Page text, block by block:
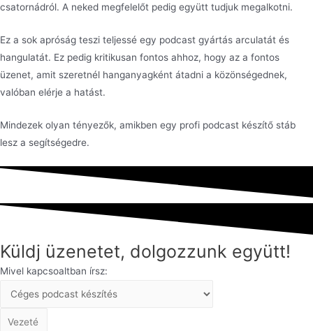
csatornádról. A neked megfelelőt pedig együtt tudjuk megalkotni.
Ez a sok apróság teszi teljessé egy podcast gyártás arculatát és
hangulatát. Ez pedig kritikusan fontos ahhoz, hogy az a fontos
üzenet, amit szeretnél hanganyagként átadni a közönségednek,
valóban elérje a hatást.
Mindezek olyan tényezők, amikben egy profi podcast készítő stáb
lesz a segítségedre.
Küldj üzenetet, dolgozzunk együtt!
Mivel kapcsoaltban írsz: